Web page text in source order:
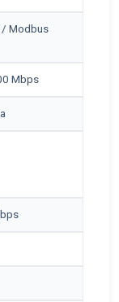
/ Modbus
Mbps